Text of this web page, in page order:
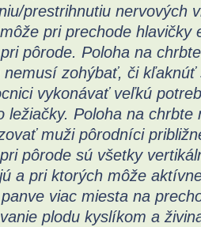
prestrihnutiu nervových
pri prechode hlavičky
pôrode. Poloha na
nemusí zohýbať, či
vykonávať veľkú
ležiačky. Poloha na chrbte
muži pôrodníci
pôrode sú všetky
a pri ktorých môže
viac miesta na
plodu kyslíkom a